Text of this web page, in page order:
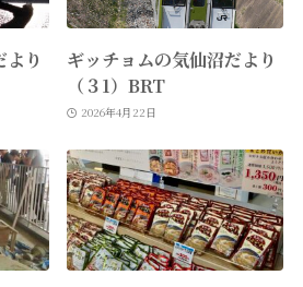
り
ギッチョムの気仙沼だより
（３1）BRT
2026年4月22日